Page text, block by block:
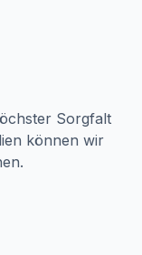
Sorgfalt
können wir